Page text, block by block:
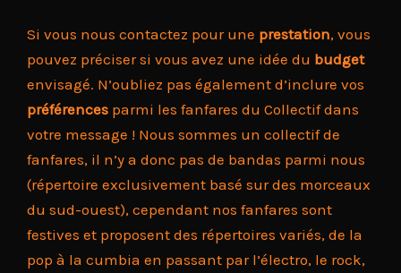
Si vous nous contactez pour une prestation, vous
pouvez préciser si vous avez une idée du budget
envisagé. N’oubliez pas également d’inclure vos
préférences parmi les fanfares du Collectif dans
votre message ! Nous sommes un collectif de
fanfares, il n’y a donc pas de bandas parmi nous
(répertoire exclusivement basé sur des morceaux
du sud-ouest), cependant nos fanfares sont
festives et proposent des répertoires variés, de la
pop à la cumbia en passant par l’électro, le rock,